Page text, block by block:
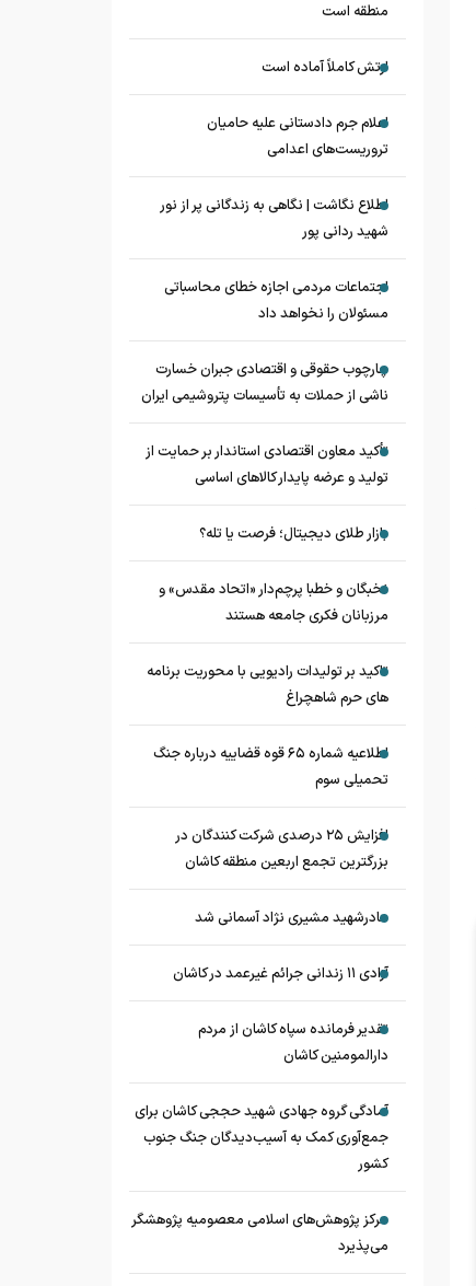
منطقه است
ارتش کاملاً آماده است
اعلام جرم دادستانی علیه حامیان
تروریست‌های اعدامی
اطلاع نگاشت | نگاهی به زندگانی پر از نور
شهید ردانی پور
اجتماعات مردمی اجازه خطای محاسباتی
مسئولان را نخواهد داد
چارچوب حقوقی و اقتصادی جبران خسارت
ناشی از حملات به تأسیسات پتروشیمی ایران
تأکید معاون اقتصادی استاندار بر حمایت از
تولید و عرضه پایدار کالاهای اساسی
بازار طلای دیجیتال؛ فرصت یا تله؟
نخبگان و خطبا پرچم‌دار «اتحاد مقدس» و
مرزبانان فکری جامعه هستند
تاکید بر تولیدات رادیویی با محوریت برنامه
های حرم شاهچراغ
اطلاعیه شماره ۶۵ قوه قضاییه درباره جنگ
تحمیلی سوم
افزایش ۲۵ درصدی شرکت کنندگان در
بزرگترین تجمع اربعین منطقه کاشان
مادرشهید مشیری نژاد آسمانی شد
آزادی ۱۱ زندانی جرائم غیرعمد در کاشان
تقدیر فرمانده سپاه کاشان از مردم
دارالمومنین کاشان
آمادگی گروه جهادی شهید حججی کاشان برای
جمع‌آوری کمک به آسیب‌دیدگان جنگ جنوب
کشور
مرکز پژوهش‌های اسلامی معصومیه پژوهشگر
می‌پذیرد